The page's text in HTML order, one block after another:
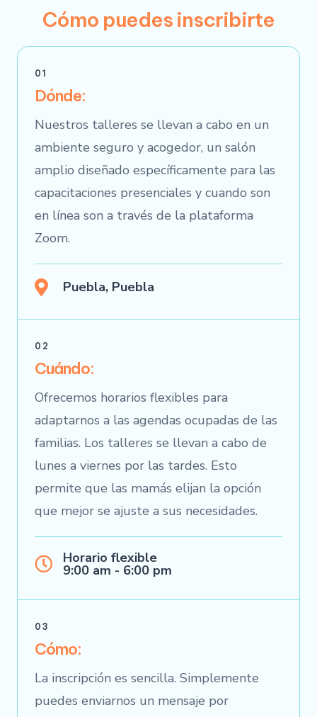
Cómo puedes inscribirte
01
Dónde:
Nuestros talleres se llevan a cabo en un
ambiente seguro y acogedor, un salón
amplio diseñado específicamente para las
capacitaciones presenciales y cuando son
en línea son a través de la plataforma
Zoom.
Puebla, Puebla
02
Cuándo:
Ofrecemos horarios flexibles para
adaptarnos a las agendas ocupadas de las
familias. Los talleres se llevan a cabo de
lunes a viernes por las tardes. Esto
permite que las mamás elijan la opción
que mejor se ajuste a sus necesidades.
Horario flexible
9:00 am - 6:00 pm
03
Cómo:
La inscripción es sencilla. Simplemente
puedes enviarnos un mensaje por